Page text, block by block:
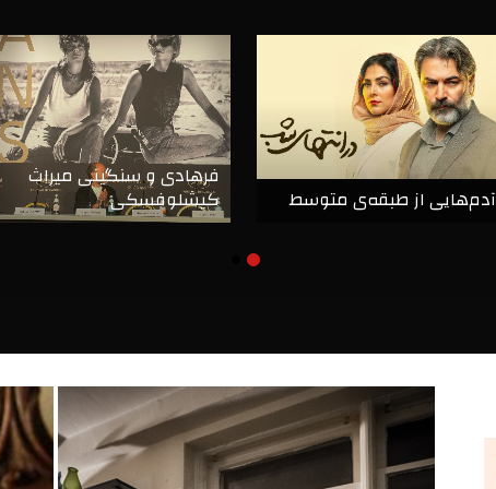
آدم‌هایی از طبقه‌ی متوسط
فرهادی و سنگینی میراث
کیشلوفسکی